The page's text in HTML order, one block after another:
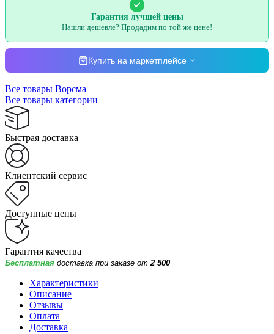
Гарантия лучшей цены
Нашли дешевле? Продадим по той же цене!
Купить на маркетплейсе
Все товары Ворсма
Все товары категории
Быстрая доставка
Клиентский сервис
Доступные цены
Гарантия качества
Бесплатная доставка при заказе от 2 500
Характеристики
Описание
Отзывы
Оплата
Доставка